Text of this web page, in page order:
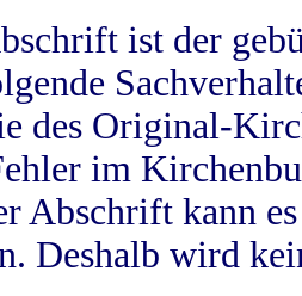
ist der
des Original-
im
Abschrift kann
Deshalb wird